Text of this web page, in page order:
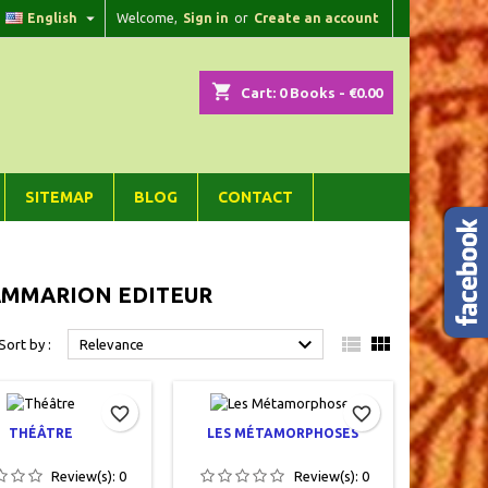
Welcome, Sign in or Create an account
English 
shopping_cart Cart: 0Books - €0.00
SITEMAP BLOG CONTACT
EDITEUR
by : Relevance   
THÉÂTRE
Review(s):0
favorite_border
LES MÉTAMORPHOSES
Review(s): 0
favorite_border